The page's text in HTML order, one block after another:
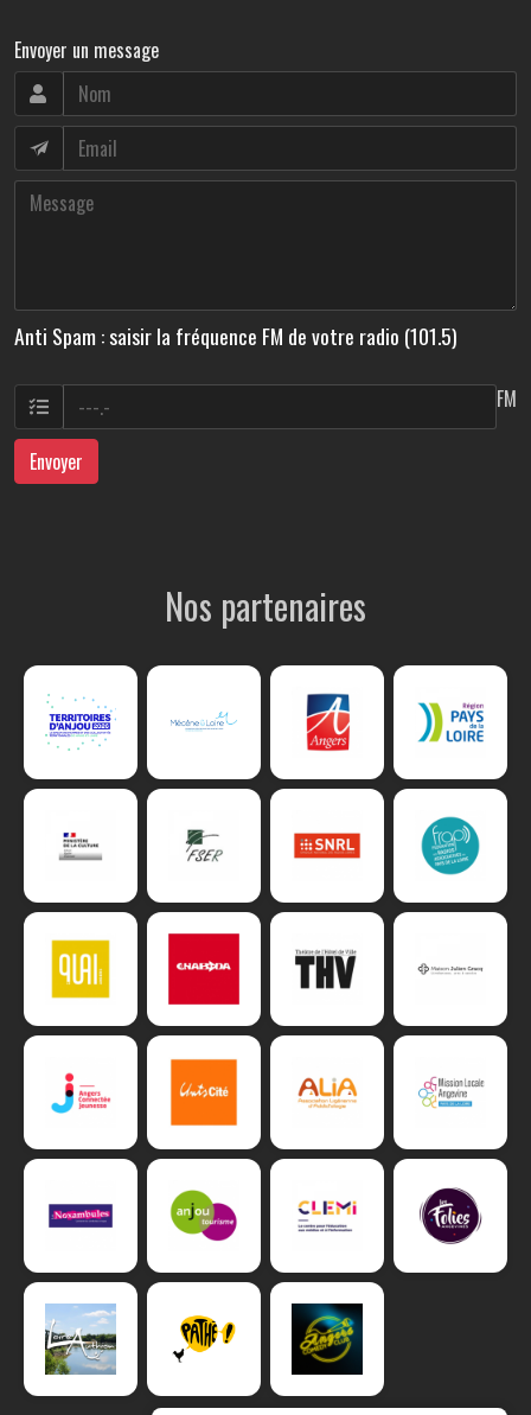
Envoyer un message
Anti Spam : saisir la fréquence FM de votre radio (101.5)
FM
Envoyer
Nos partenaires